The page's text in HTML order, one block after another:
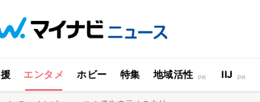
エンタメ ホビー 特集 地域活性 IIJ